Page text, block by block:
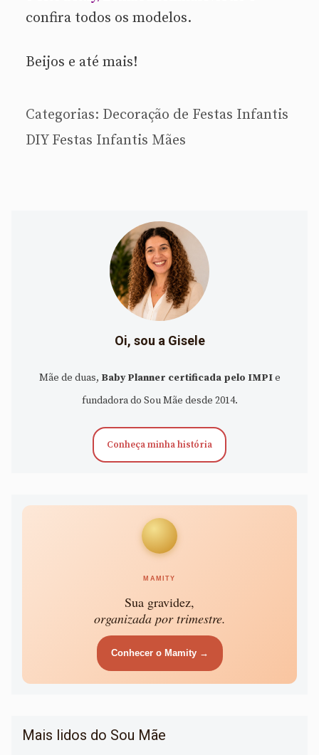
confira todos os modelos.
Beijos e até mais!
Categorias: Decoração de Festas Infantis
DIY Festas Infantis Mães
Oi, sou a Gisele
Mãe de duas, Baby Planner certificada pelo IMPIe
fundadora do Sou Mãe desde 2014.
Conheça minha história
MAMITY
Sua gravidez,
organizada por trimestre.
Conhecer o Mamity →
Mais lidos do Sou Mãe